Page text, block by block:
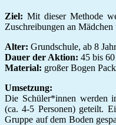
Ziel: Mit dieser Methode
Zuschreibungen an
Alter: Grundschule, ab 8
Dauer der Aktion: 45 bis
Material: großer Bogen
Umsetzung:
Die Schüler*innen werden
(ca. 4-5 Personen) geteilt.
Gruppe auf dem Boden